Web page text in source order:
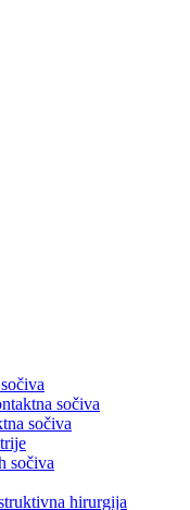
sočiva
sočiva
sočiva
hirurgija